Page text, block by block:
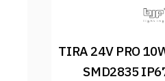
TIRA 24V PRO
SMD2835